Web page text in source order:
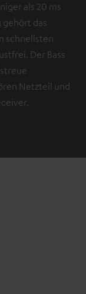
als 20 ms
das
schnellsten
Der Bass
Netzteil und